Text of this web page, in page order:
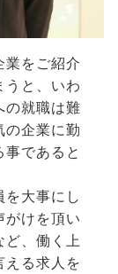
業をご紹介
うと、いわ
の就職は難
の企業に勤
であると
大事にし
がけを頂い
、働く上
える求人を